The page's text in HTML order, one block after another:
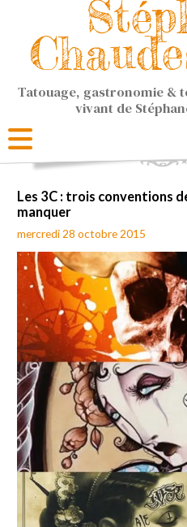
Tatouage, gastronomie &
vivant de
Les 3C : trois conventions
manquer
mercredi 28 octobre 2015